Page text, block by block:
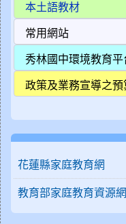
花蓮縣家庭教育網
教育部家庭教育資源網